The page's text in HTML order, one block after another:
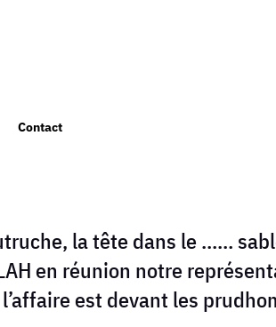
Contact
la tête dans le ……
en réunion notre
est devant les